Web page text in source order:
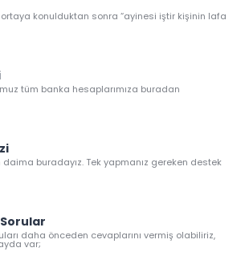
konulduktan sonra “ayinesi iştir kişinin lafa
tüm banka hesaplarımıza buradan
daima buradayız. Tek yapmanız gereken destek
daha önceden cevaplarını vermiş olabiliriz,
var;